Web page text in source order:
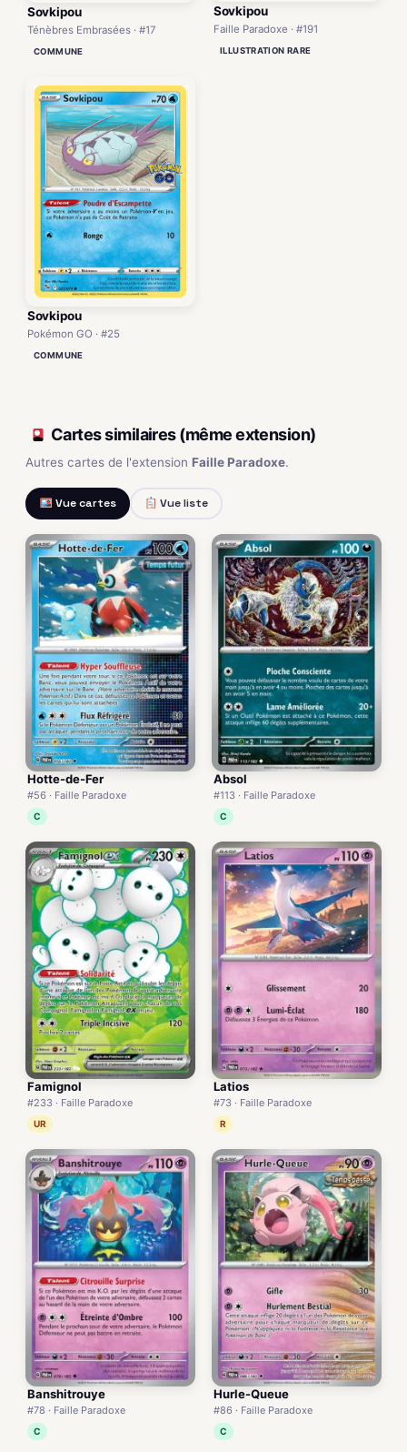
Sovkipou
Ténèbres Embrasées · #17
COMMUNE
Sovkipou
Faille Paradoxe · #191
ILLUSTRATION RARE
Sovkipou
Pokémon GO · #25
COMMUNE
Cartes similaires (même extension)
Autres cartes de l'extension Faille Paradoxe.
Vue cartes Vue liste
Hotte-de-Fer
#56 · Faille Paradoxe
C
Absol
#113 · Faille Paradoxe
C
Famignol
#233 · Faille Paradoxe
UR
Latios
#73 · Faille Paradoxe
R
Banshitrouye
#78 · Faille Paradoxe
C
Hurle-Queue
#86 · Faille Paradoxe
C